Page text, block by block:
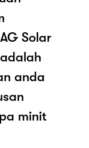
Solar
anda
minit